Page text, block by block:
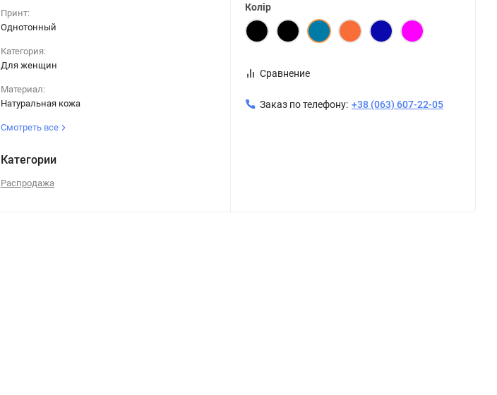
Принт:
Однотонный
Категория:
Для женщин
Материал:
Натуральная кожа
Смотреть все
Категории
Распродажа
Колір
Сравнение
Заказ по телефону: +38 (063) 607-22-05